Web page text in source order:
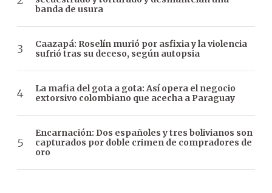
banda de usura
Caazapá: Roselín murió por asfixia y la violencia
sufrió tras su deceso, según autopsia
La mafia del gota a gota: Así opera el negocio
extorsivo colombiano que acecha a Paraguay
Encarnación: Dos españoles y tres bolivianos son
capturados por doble crimen de compradores de
oro